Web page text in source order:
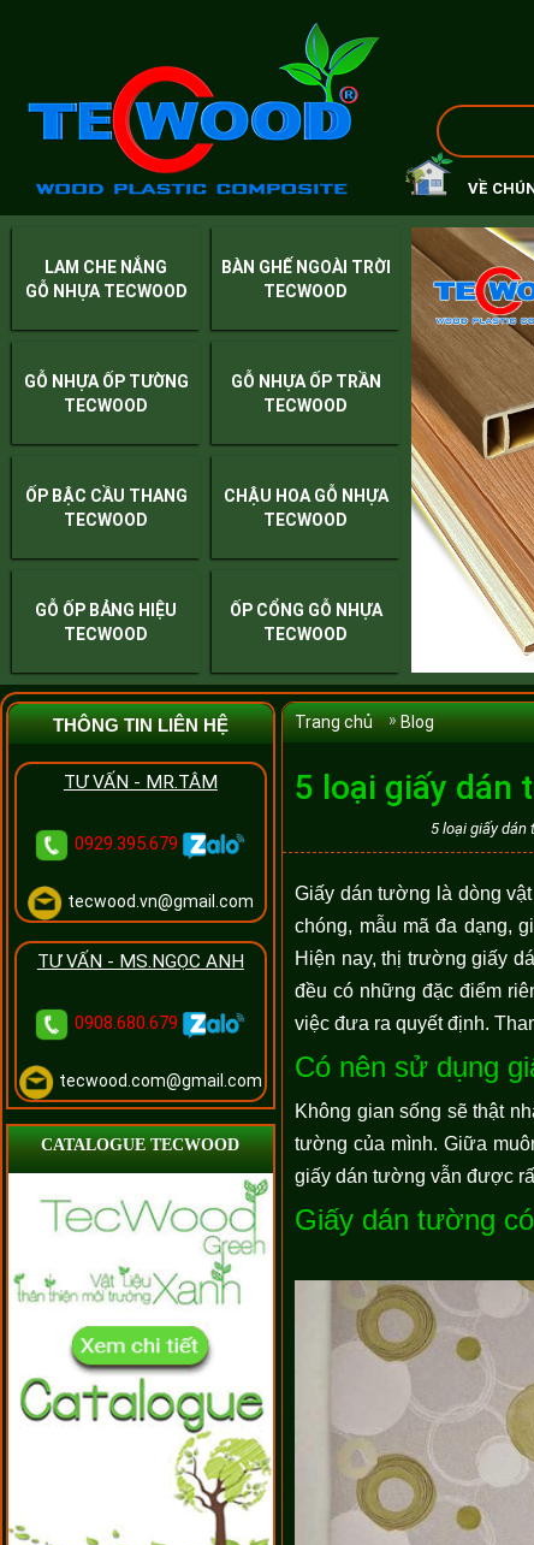
VỀ
LAM CHE NẮNG
GỖ NHỰA TECWOOD
BÀN GHẾ NGOÀI TRỜI
TECWOOD
GỖ NHỰA ỐP TƯỜNG
TECWOOD
GỖ NHỰA ỐP TRẦN
TECWOOD
ỐP BẬC CẦU THANG
TECWOOD
CHẬU HOA GỖ NHỰA
TECWOOD
GỖ ỐP BẢNG HIỆU
TECWOOD
ỐP CỔNG GỖ NHỰA
TECWOOD
THÔNG TIN LIÊN HỆ
TƯ VẤN - MR.TÂM
0929.395.679
tecwood.vn@gmail.com
TƯ VẤN - MS.NGỌC ANH
0908.680.679
tecwood.com@gmail.com
CATALOGUE TECWOOD
Trang chủ Blog
5 loại giấy dán
5 loại giấy dán
Giấy dán tường là dòng
chóng, mẫu mã đa dạng,
Hiện nay, thị trường giấy
đều có những đặc điểm
việc đưa ra quyết định.
Có nên sử dụng
Không gian sống sẽ thật
tường của mình. Giữa
giấy dán tường vẫn được
Giấy dán tường